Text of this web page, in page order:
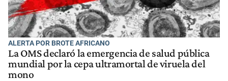
ALERTA POR BROTE AFRICANO
La OMS declaró la emergencia de salud pública
mundial por la cepa ultramortal de viruela del
mono